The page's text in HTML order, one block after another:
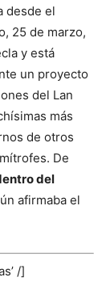
desde el
25 de marzo,
y está
un proyecto
del Lan
más
de otros
De
del
afirmaba el
/]